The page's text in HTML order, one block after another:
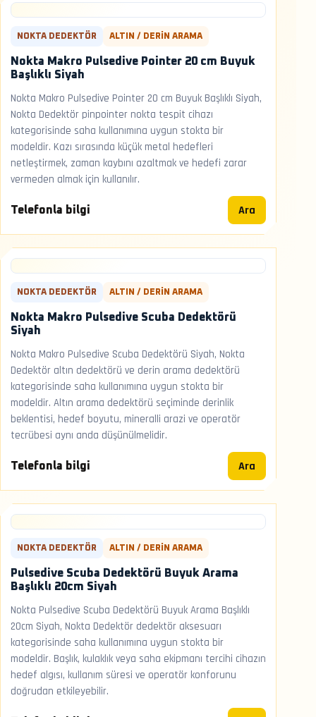
NOKTA DEDEKTÖR ALTIN / DERIN ARAMA
Nokta Makro Pulsedive Pointer 20 cm Buyuk
Başlıklı Siyah
Nokta Makro Pulsedive Pointer 20 cm Buyuk Başlıklı Siyah,
Nokta Dedektör pinpointer nokta tespit cihazı
kategorisinde saha kullanımına uygun stokta bir
modeldir. Kazı sırasında küçük metal hedefleri
netleştirmek, zaman kaybını azaltmak ve hedefi zarar
vermeden almak için kullanılır.
Telefonla bilgi Ara
NOKTA DEDEKTÖR ALTIN / DERIN ARAMA
Nokta Makro Pulsedive Scuba Dedektörü
Siyah
Nokta Makro Pulsedive Scuba Dedektörü Siyah, Nokta
Dedektör altın dedektörü ve derin arama dedektörü
kategorisinde saha kullanımına uygun stokta bir
modeldir. Altın arama dedektörü seçiminde derinlik
beklentisi, hedef boyutu, mineralli arazi ve operatör
tecrübesi aynı anda düşünülmelidir.
Telefonla bilgi Ara
NOKTA DEDEKTÖR ALTIN / DERIN ARAMA
Pulsedive Scuba Dedektörü Buyuk Arama
Başlıklı 20cm Siyah
Nokta Pulsedive Scuba Dedektörü Buyuk Arama Başlıklı
20cm Siyah, Nokta Dedektör dedektör aksesuarı
kategorisinde saha kullanımına uygun stokta bir
modeldir. Başlık, kulaklık veya saha ekipmanı tercihi cihazın
hedef algısı, kullanım süresi ve operatör konforunu
doğrudan etkileyebilir.